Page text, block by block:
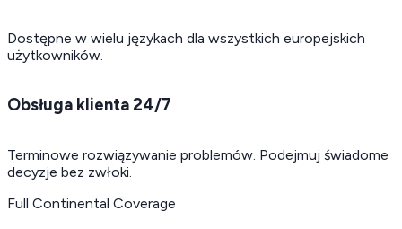
Dostępne w wielu językach dla wszystkich europejskich
użytkowników.
Obsługa klienta 24/7
Terminowe rozwiązywanie problemów. Podejmuj świadome
decyzje bez zwłoki.
Full Continental Coverage